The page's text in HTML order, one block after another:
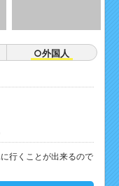
○外国人
行くことが出来るので